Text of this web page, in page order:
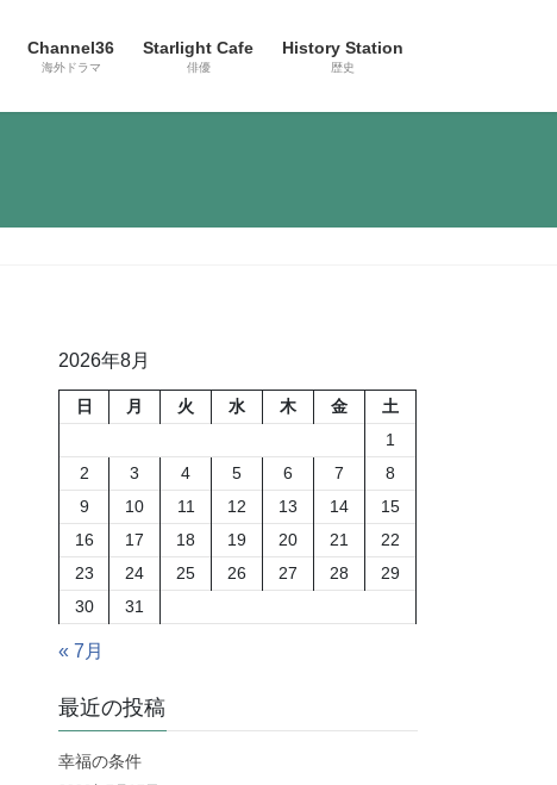
Channel36
海外ドラマ
Starlight Cafe
俳優
History Station
歴史
2026年8月
日 月 火 水 木 金
土
1
2
3 4 5 6 7
8
9
10 11 12 13 14
15
16
17 18 19 20 21
22
23
24 25 26 27 28
29
30
31
« 7月
最近の投稿
幸福の条件